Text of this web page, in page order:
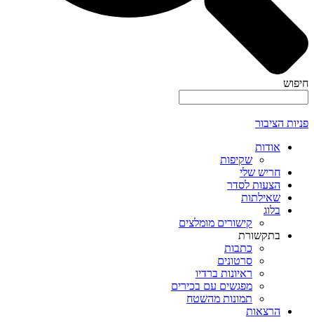
חיפוש
פניות הציבור
אודות
שקיפות
חריש שלי
הצעות לסדר
שאילתות
בלוג
קישורים מומלצים
בתקשורת
כתבות
סרטונים
ראיונות ברדיו
מפגשים עם בכירים
תמונות מהשטח
הרצאות